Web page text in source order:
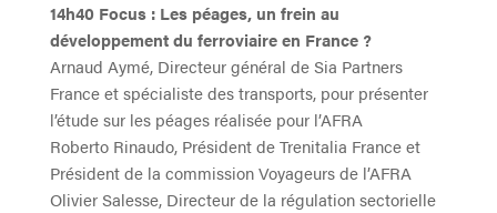
14h40 Focus : Les péages, un frein au
développement du ferroviaire en France ?
Arnaud Aymé, Directeur général de Sia Partners
France et spécialiste des transports, pour présenter
l’étude sur les péages réalisée pour l’AFRA
Roberto Rinaudo, Président de Trenitalia France et
Président de la commission Voyageurs de l’AFRA
Olivier Salesse, Directeur de la régulation sectorielle